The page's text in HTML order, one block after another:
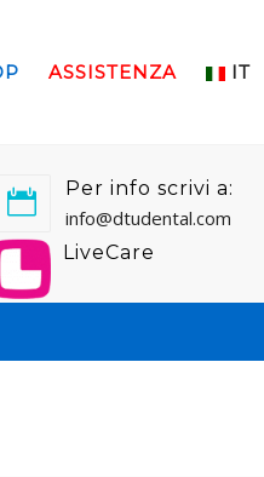
ASSISTENZA IT
Per info scrivi a:
info@dtudental.com
LiveCare